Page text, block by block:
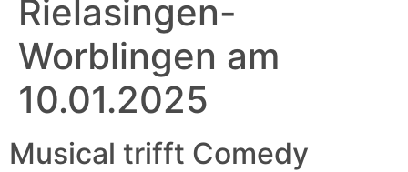
Rielasingen-
Worblingen am
10.01.2025
Musical trifft Comedy